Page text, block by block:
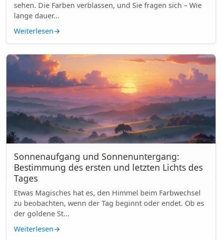
sehen. Die Farben verblassen, und Sie fragen sich – Wie
lange dauer...
Weiterlesen→
Sonnenaufgang und Sonnenuntergang:
Bestimmung des ersten und letzten Lichts des
Tages
Etwas Magisches hat es, den Himmel beim Farbwechsel
zu beobachten, wenn der Tag beginnt oder endet. Ob es
der goldene St...
Weiterlesen→